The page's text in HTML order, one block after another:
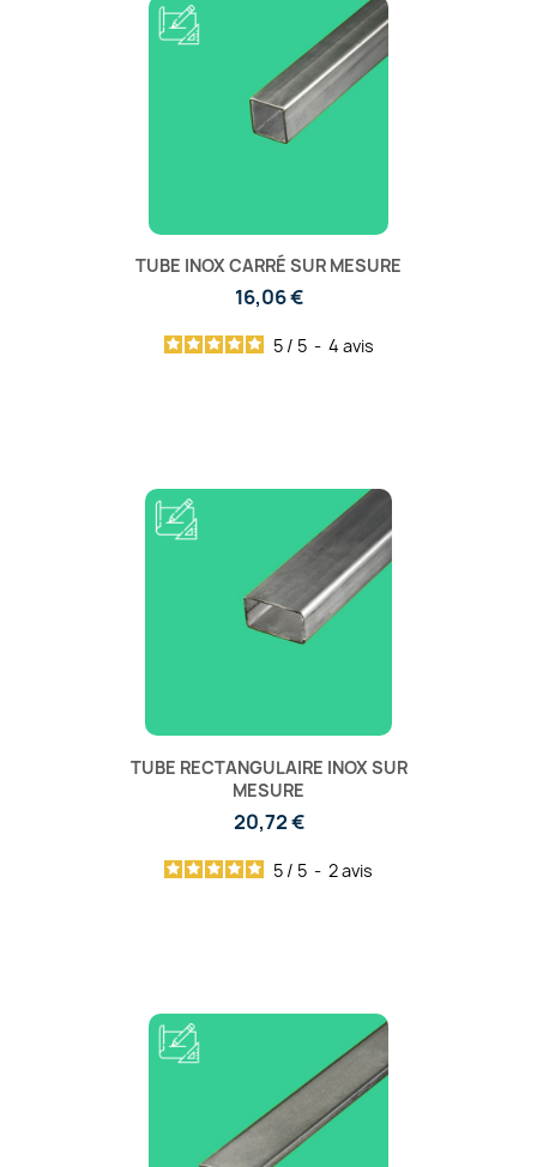
TUBE INOX CARRÉ SUR MESURE
16,06 €
5 / 5 - 4 avis
TUBE RECTANGULAIRE INOX SUR
MESURE
20,72 €
5 / 5 - 2avis